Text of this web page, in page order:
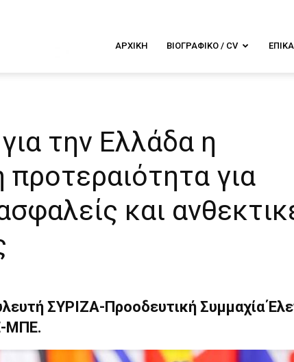
ΑΡΧΙΚΉ ΒΙΟΓΡΑΦΙΚΌ / CV
την Ελλάδα η
για
και
ΣΥΡΙΖΑ-Προοδευτική Συμμαχία
ΜΠΕ.